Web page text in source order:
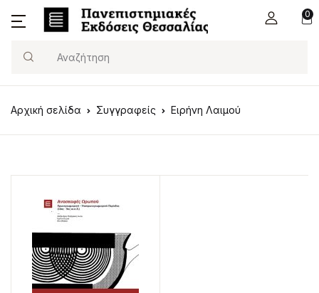
0
Search
Αρχική σελίδα Συγγραφείς Ειρήνη Λαιμού